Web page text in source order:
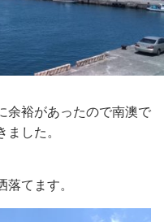
余裕があったので南澳で
した。
てます。